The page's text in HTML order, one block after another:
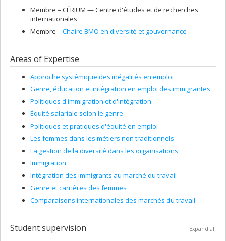
Membre – CÉRIUM — Centre d'études et de recherches
internationales
Membre – Chaire BMO en diversité et gouvernance
Areas of Expertise
Approche systémique des inégalités en emploi
Genre, éducation et intégration en emploi des immigrantes
Politiques d'immigration et d'intégration
Équité salariale selon le genre
Politiques et pratiques d'équité en emploi
Les femmes dans les métiers non traditionnels
La gestion de la diversité dans les organisations
Immigration
Intégration des immigrants au marché du travail
Genre et carrières des femmes
Comparaisons internationales des marchés du travail
Student supervision Expand all